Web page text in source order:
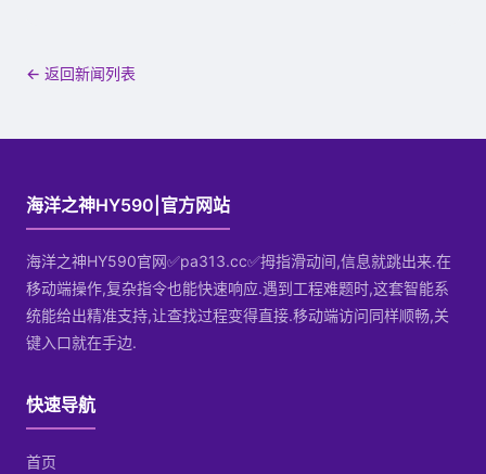
← 返回新闻列表
海洋之神HY590|官方网站
海洋之神HY590官网✅pa313.cc✅拇指滑动间,信息就跳出来.在
移动端操作,复杂指令也能快速响应.遇到工程难题时,这套智能系
统能给出精准支持,让查找过程变得直接.移动端访问同样顺畅,关
键入口就在手边.
快速导航
首页